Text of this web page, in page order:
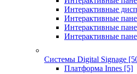
Интерактивные
Интерактивные
Интерактивные
Интерактивные
Системы Digital Signage
Платформа Innes [5]